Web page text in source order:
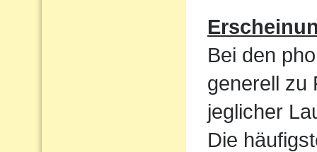
Bei den
generell zu
jeglicher
Die